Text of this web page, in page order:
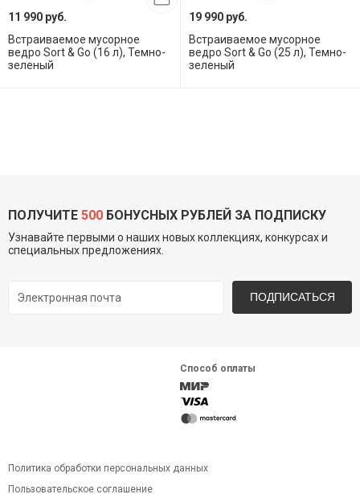
11 990 руб.
Встраиваемое мусорное
ведро Sort & Go (16 л), Темно-
зеленый
19 990 руб.
Встраиваемое мусорное
ведро Sort & Go (25 л), Темно-
зеленый
ПОЛУЧИТЕ 500 БОНУСНЫХ РУБЛЕЙ ЗА ПОДПИСКУ
Узнавайте первыми о наших новых коллекциях, конкурсах и
специальных предложениях.
ПОДПИСАТЬСЯ
Способ оплаты
Политика обработки персональных данных
Пользовательское соглашение